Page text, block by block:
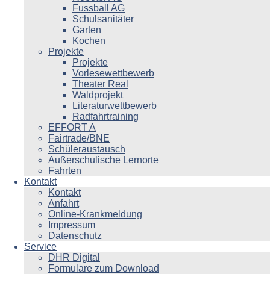
Fussball AG
Schulsanitäter
Garten
Kochen
Projekte
Projekte
Vorlesewettbewerb
Theater Real
Waldprojekt
Literaturwettbewerb
Radfahrtraining
EFFORT A
Fairtrade/BNE
Schüleraustausch
Außerschulische Lernorte
Fahrten
Kontakt
Kontakt
Anfahrt
Online-Krankmeldung
Impressum
Datenschutz
Service
DHR Digital
Formulare zum Download